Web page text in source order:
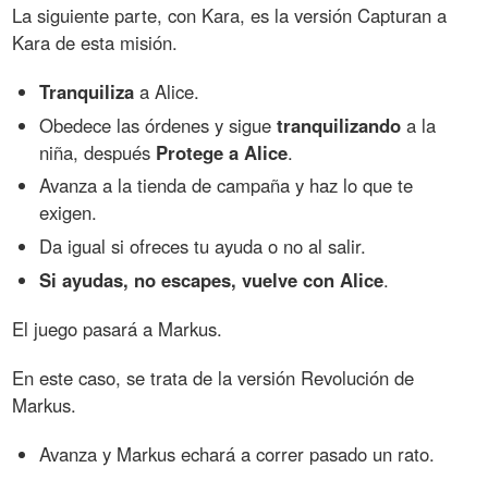
La siguiente parte, con Kara, es la versión Capturan a
Kara de esta misión.
Tranquiliza a Alice.
Obedece las órdenes y siguetranquilizando a la
niña, después Protege a Alice.
Avanza a la tienda de campaña y haz lo que te
exigen.
Da igual si ofreces tu ayuda o no al salir.
Si ayudas, no escapes, vuelve con Alice.
El juego pasará a Markus.
En este caso, se trata de la versión Revolución de
Markus.
Avanza y Markus echará a correr pasado un rato.